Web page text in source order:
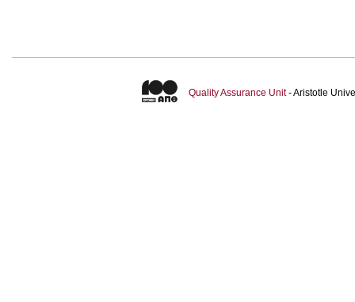
Quality Assurance Unit- Aristotle